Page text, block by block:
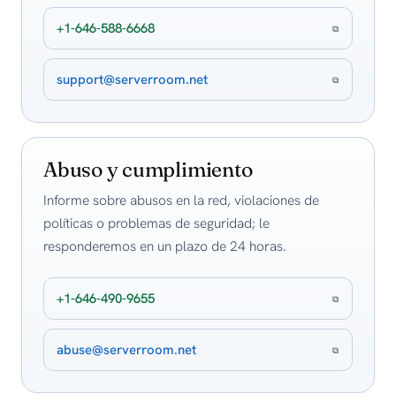
+1-646-588-6668 ⧉
support@serverroom.net ⧉
Abuso y cumplimiento
Informe sobre abusos en la red, violaciones de
políticas o problemas de seguridad; le
responderemos en un plazo de 24 horas.
+1-646-490-9655 ⧉
abuse@serverroom.net ⧉